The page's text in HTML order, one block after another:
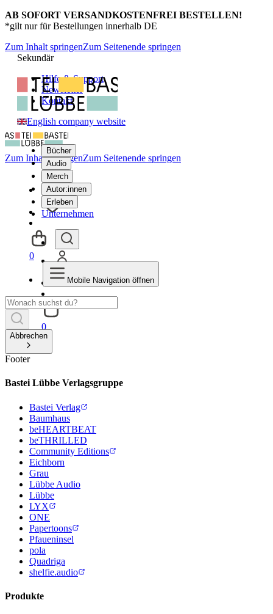
AB SOFORT VERSANDKOSTENFREI BESTELLEN!
*gilt nur für Bestellungen innerhalb DE
Zum Inhalt springenZum Seitenende springen
Sekundär
Hilfe & Support
Newsletter
Kontakt
English company website
Bücher
Audio
Merch
Autor:innen
Erleben
Unternehmen
0
Zum Inhalt springenZum Seitenende springen
0
Mobile Navigation öffnen
Abbrechen
Footer
Bastei Lübbe Verlagsgruppe
Bastei Verlag
Baumhaus
beHEARTBEAT
beTHRILLED
Community Editions
Eichborn
Grau
Lübbe Audio
Lübbe
LYX
ONE
Papertoons
Pfaueninsel
pola
Quadriga
shelfie.audio
Produkte